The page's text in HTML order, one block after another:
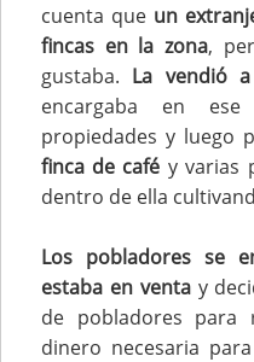
cuenta que un
fincas en la zona,
gustaba. La vendió
encargaba en
propiedades y luego
finca de café y varias
dentro de ella
Los pobladores se
estaba en ventay
de pobladores para
dinero necesaria